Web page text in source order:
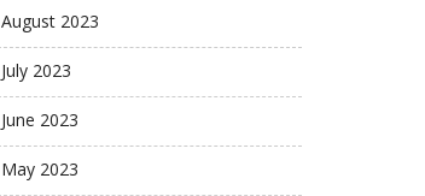
August 2023
July 2023
June 2023
May 2023